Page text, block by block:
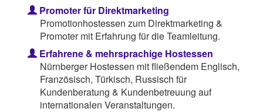
Promoter für Direktmarketing
Promotionhostessen zum Direktmarketing &
Promoter mit Erfahrung für die Teamleitung.
Erfahrene & mehrsprachige Hostessen
Nürnberger Hostessen mit fließendem Englisch,
Französisch, Türkisch, Russisch für
Kundenberatung & Kundenbetreuung auf
internationalen Veranstaltungen.